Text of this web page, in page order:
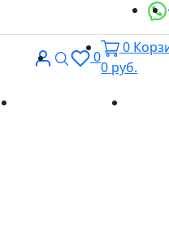
ВходПоиск
0
0
0 руб.